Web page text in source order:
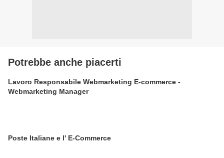
Potrebbe anche piacerti
Lavoro Responsabile Webmarketing E-commerce -
Webmarketing Manager
Poste Italiane e l' E-Commerce